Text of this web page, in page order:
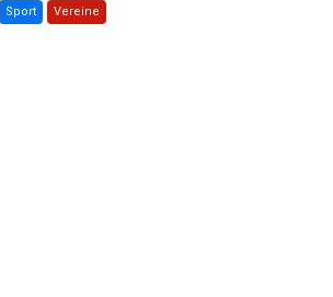
Sport Vereine